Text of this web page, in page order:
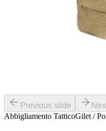
Previous slide
Abbigliamento TatticoGilet /